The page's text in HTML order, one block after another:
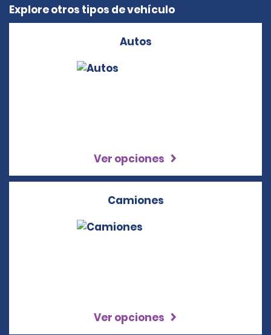
Explore otros tipos de vehículo
Autos
Ver opciones
Camiones
Ver opciones